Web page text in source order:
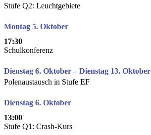
Stufe Q2: Leuchtgebiete
Montag 5. Oktober
17:30
Schulkonferenz
Dienstag 6. Oktober – Dienstag 13. Oktober
Polenaustausch in Stufe EF
Dienstag 6. Oktober
13:00
Stufe Q1: Crash-Kurs